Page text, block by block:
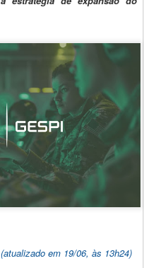
em 19/06, às 13h24)